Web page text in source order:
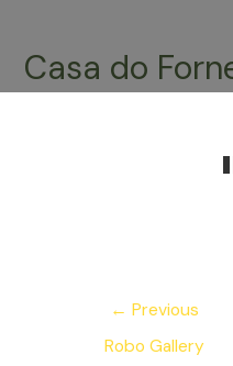
content
Casa do
Navegação
artigos
← Previous
Robo Gallery